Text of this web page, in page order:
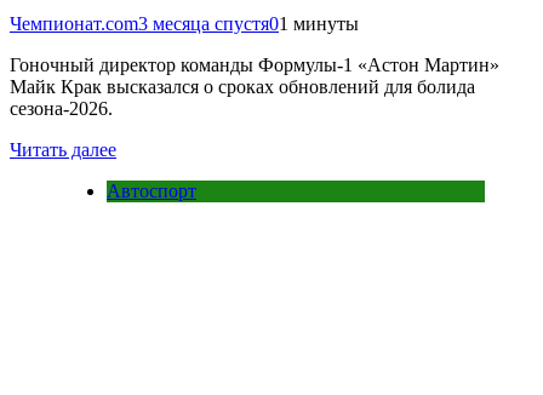
Чемпионат.com3 месяца спустя01 минуты
Гоночный директор команды Формулы-1 «Астон Мартин»
Майк Крак высказался о сроках обновлений для болида
сезона-2026.
Читать далее
Автоспорт